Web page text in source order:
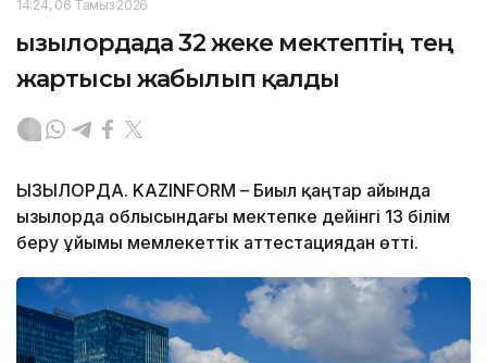
14:24, 06 Тамыз 2026
Қызылордада 32 жеке мектептің тең
жартысы жабылып қалды
ҚЫЗЫЛОРДА. KAZINFORM – Биыл қаңтар айында
Қызылорда облысындағы мектепке дейінгі 13 білім
беру ұйымы мемлекеттік аттестациядан өтті.